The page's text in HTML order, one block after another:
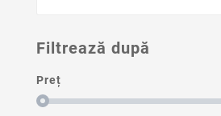
Filtrează după
Preț